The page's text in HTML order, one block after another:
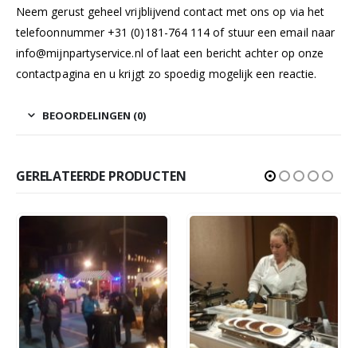
Neem gerust geheel vrijblijvend contact met ons op via het
telefoonnummer +31 (0)181-764 114 of stuur een email naar
info@mijnpartyservice.nl of laat een bericht achter op onze
contactpagina en u krijgt zo spoedig mogelijk een reactie.
BEOORDELINGEN (0)
GERELATEERDE PRODUCTEN